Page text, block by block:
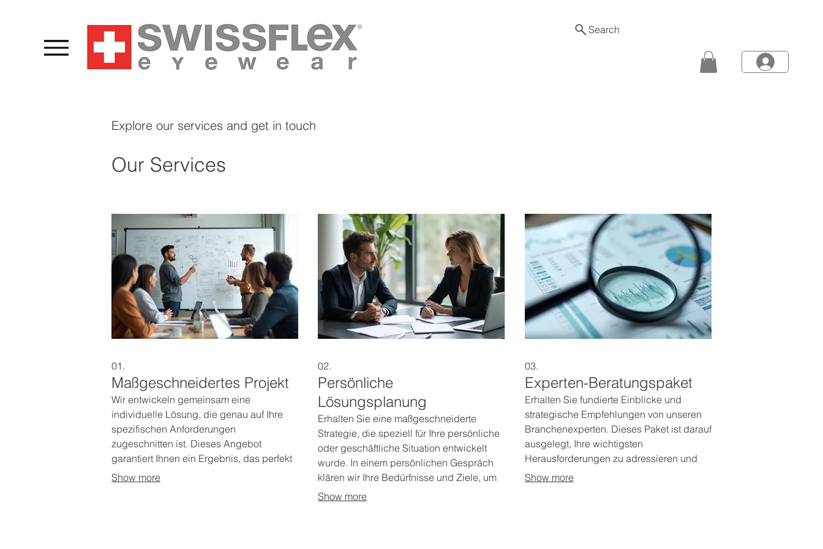
Search
Explore our services and get in touch
Our Services
01.
Maßgeschneidertes Projekt
Wir entwickeln gemeinsam eine
individuelle Lösung, die genau auf Ihre
spezifischen Anforderungen
zugeschnitten ist. Dieses Angebot
garantiert Ihnen ein Ergebnis, das perfekt
zu Ihren Zielen passt. Lassen Sie uns Ihre
Show more
02.
Persönliche
Lösungsplanung
Erhalten Sie eine maßgeschneiderte
Strategie, die speziell für Ihre persönliche
oder geschäftliche Situation entwickelt
wurde. In einem persönlichen Gespräch
klären wir Ihre Bedürfnisse und Ziele, um
den optimalen Weg für Sie zu finden. Wir
Show more
03.
Experten-Beratungspaket
Erhalten Sie fundierte Einblicke und
strategische Empfehlungen von unseren
Branchenexperten. Dieses Paket ist darauf
ausgelegt, Ihre wichtigsten
Herausforderungen zu adressieren und
neue Möglichkeiten aufzuzeigen.
Show more